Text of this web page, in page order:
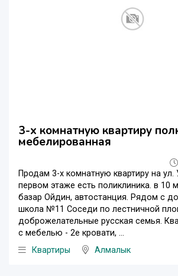
3-х комнатную квартиру
мебелированная
Продам 3-х комнатную квартиру на ул.
первом этаже есть поликлиника. в 10
базар Ойдин, автостанция. Рядом с
школа №11 Соседи по лестничной
доброжелательные русская семья.
с мебелью - 2е кровати, ...
Квартиры
Алмалык